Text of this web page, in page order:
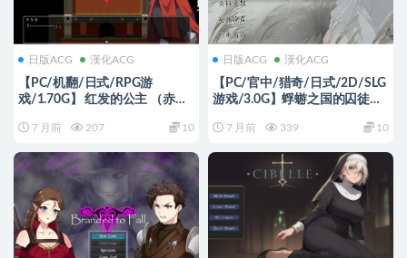
日版ACG 漢化ACG
【PC/机翻/日式/RPG游
戏/1.70G】 红发的公主 （赤髪
式RPG游戏+1.70G
7 月前 207 10
日版ACG 漢化ACG
【PC/官中/猎奇/日式/2D/SLG
游戏/3.0G】蜉蝣之国的囚徒
Kingdom) 官方中文版+猎奇+日
7 月前 339 10